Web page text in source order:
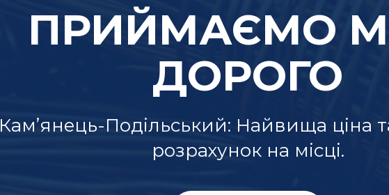
ПРИЙМАЄМО
ДОРОГО
Кам’янець-Подільський: Найвища ціна
розрахунок на місці.